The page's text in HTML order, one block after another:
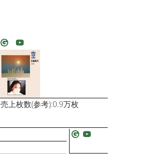
売上枚数(参考):0.9万枚